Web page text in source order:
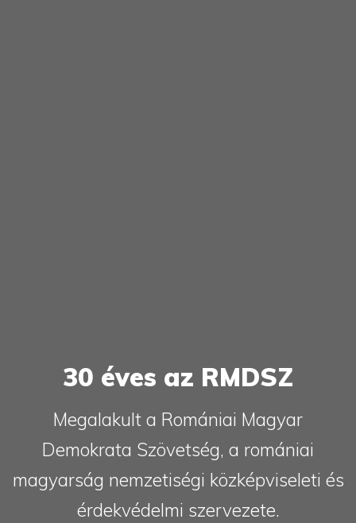
30 éves az RMDSZ
Megalakult a Romániai Magyar
Demokrata Szövetség, a romániai
magyarság nemzetiségi közképviseleti és
érdekvédelmi szervezete.